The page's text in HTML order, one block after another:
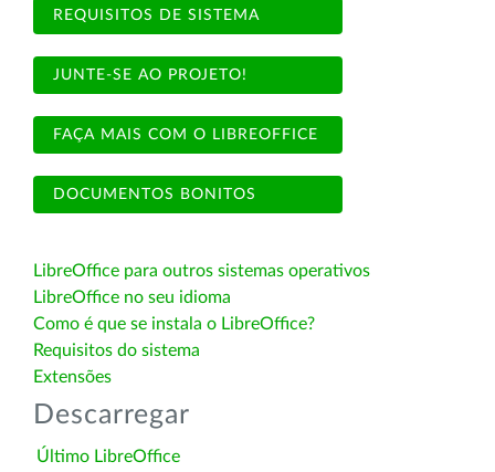
REQUISITOS DE SISTEMA
JUNTE-SE AO PROJETO!
FAÇA MAIS COM O LIBREOFFICE
DOCUMENTOS BONITOS
LibreOffice para outros sistemas operativos
LibreOffice no seu idioma
Como é que se instala o LibreOffice?
Requisitos do sistema
Extensões
Descarregar
Último LibreOffice